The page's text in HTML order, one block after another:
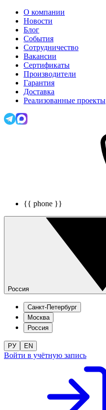
О компании
Новости
Блог
События
Сотрудничество
Вакансии
Сертификаты
Производители
Гарантия
Доставка
Реализованные проекты
{{ phone }}
Россия
Санкт-Петербург
Москва
Россия
РУ EN
Войти в учётную запись